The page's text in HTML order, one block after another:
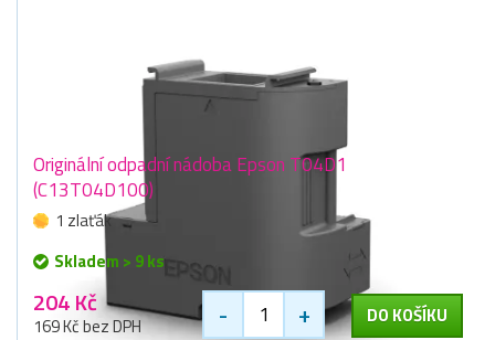
Originální odpadní nádoba Epson T04D1
(C13T04D100)
1 zlaťák
Skladem > 9 ks
204 Kč
169 Kč bez DPH - + DO KOŠÍKU